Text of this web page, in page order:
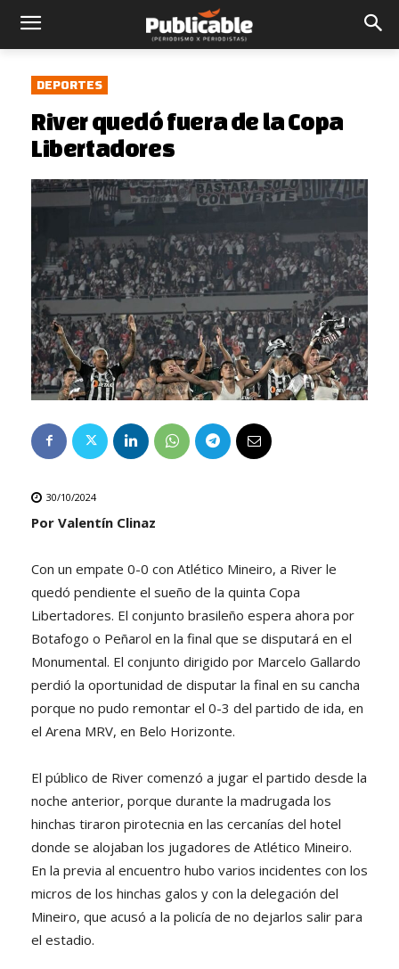
DEPORTES
River quedó fuera de la Copa
Libertadores
30/10/2024
Por Valentín Clinaz
Con un empate 0-0 con Atlético Mineiro, a River le
quedó pendiente el sueño de la quinta Copa
Libertadores. El conjunto brasileño espera ahora por
Botafogo o Peñarol en la final que se disputará en el
Monumental. El conjunto dirigido por Marcelo Gallardo
perdió la oportunidad de disputar la final en su cancha
porque no pudo remontar el 0-3 del partido de ida, en
el Arena MRV, en Belo Horizonte.
El público de River comenzó a jugar el partido desde la
noche anterior, porque durante la madrugada los
hinchas tiraron pirotecnia en las cercanías del hotel
donde se alojaban los jugadores de Atlético Mineiro.
En la previa al encuentro hubo varios incidentes con los
micros de los hinchas galos y con la delegación del
Mineiro, que acusó a la policía de no dejarlos salir para
el estadio.